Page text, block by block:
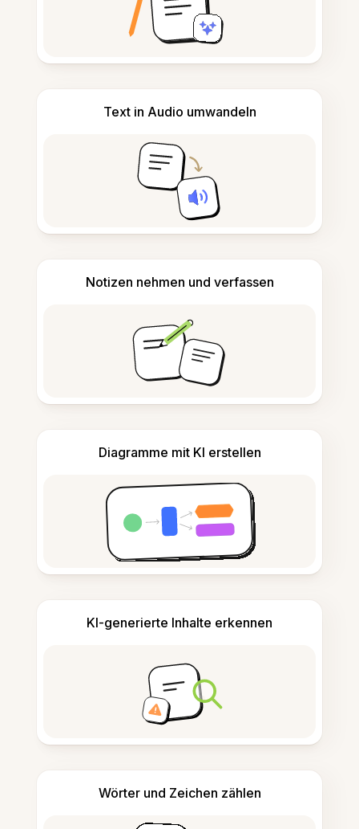
Text in Audio umwandeln
Notizen nehmen und verfassen
Diagramme mit KI erstellen
KI-generierte Inhalte erkennen
Wörter und Zeichen zählen